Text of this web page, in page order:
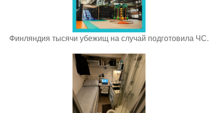
Финляндия тысячи убежищ на случай подготовила ЧС.